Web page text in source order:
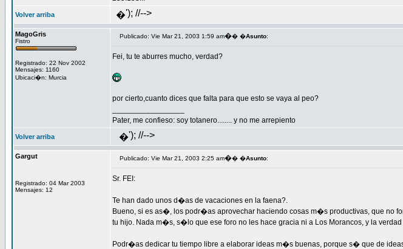
Volver arriba �'); //-->
MagoGris
Fistro
Registrado: 22 Nov 2002
Mensajes: 1160
Ubicaci�n: Murcia
Publicado: Vie Mar 21, 2003 1:59 am�� �Asunto:
Fei, tu te aburres mucho, verdad?
por cierto,cuanto dices que falta para que esto se vaya al peo?
Pater, me confieso: soy totanero........ y no me arrepiento
Volver arriba �'); //-->
Gargut
Registrado: 04 Mar 2003
Mensajes: 12
Publicado: Vie Mar 21, 2003 2:25 am�� �Asunto:
Sr. FEI:
Te han dado unos d�as de vacaciones en la faena?.
Bueno, si es as�, los podr�as aprovechar haciendo cosas m�s productivas, que no
tu hijo. Nada m�s, s�lo que ese foro no les hace gracia ni a Los Morancos, y la
Podr�as dedicar tu tiempo libre a elaborar ideas m�s buenas, porque s� que de